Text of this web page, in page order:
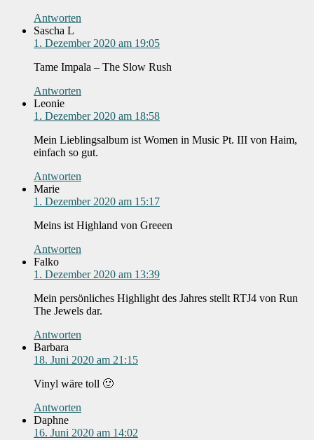
Antworten
Sascha L
1. Dezember 2020 am 19:05
Tame Impala – The Slow Rush
Antworten
Leonie
1. Dezember 2020 am 18:58
Mein Lieblingsalbum ist Women in Music Pt. III von Haim,
einfach so gut.
Antworten
Marie
1. Dezember 2020 am 15:17
Meins ist Highland von Greeen
Antworten
Falko
1. Dezember 2020 am 13:39
Mein persönliches Highlight des Jahres stellt RTJ4 von Run
The Jewels dar.
Antworten
Barbara
18. Juni 2020 am 21:15
Vinyl wäre toll 🙂
Antworten
Daphne
16. Juni 2020 am 14:02